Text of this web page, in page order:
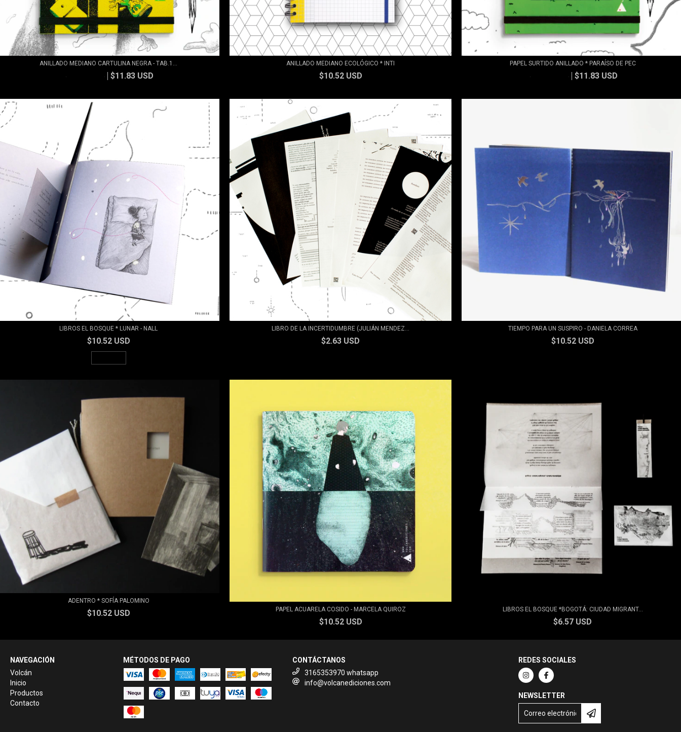
ANILLADO MEDIANO CARTULINA NEGRA - TAB.1...
$13.15 USD $11.83 USD
ANILLADO MEDIANO ECOLÓGICO * INTI
$10.52 USD
PAPEL SURTIDO ANILLADO * PARAÍSO DE PEC
$13.15 USD $11.83 USD
LIBROS EL BOSQUE * LUNAR - NALL
$10.52 USD
LIBRO DE LA INCERTIDUMBRE (JULIÁN MENDEZ...
$2.63 USD
TIEMPO PARA UN SUSPIRO - DANIELA CORREA
$10.52 USD
ADENTRO * SOFÍA PALOMINO
$10.52 USD PAPEL ACUARELA COSIDO - MARCELA QUIROZ
$10.52 USD
LIBROS EL BOSQUE *BOGOTÁ: CIUDAD MIGRANT...
$6.57 USD
NAVEGACIÓN
Volcán
Inicio
Productos
Contacto
MÉTODOS DE PAGO
CONTÁCTANOS
3165353970 whatsapp
info@volcanediciones.com
REDES SOCIALES
NEWSLETTER